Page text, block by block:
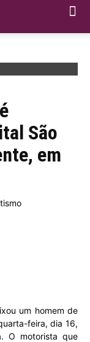
São
em
um homem de
feira, dia 16,
O motorista que